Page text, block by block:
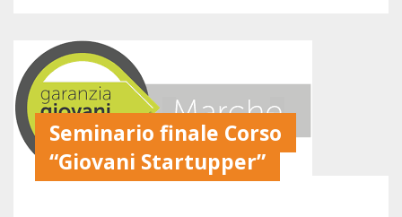
Seminario finale Corso
“Giovani Startupper”